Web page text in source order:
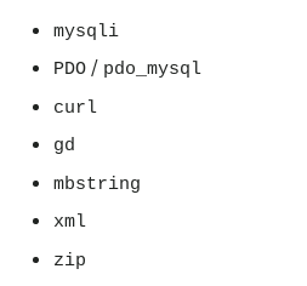
mysqli
PDO / pdo_mysql
curl
gd
mbstring
xml
zip